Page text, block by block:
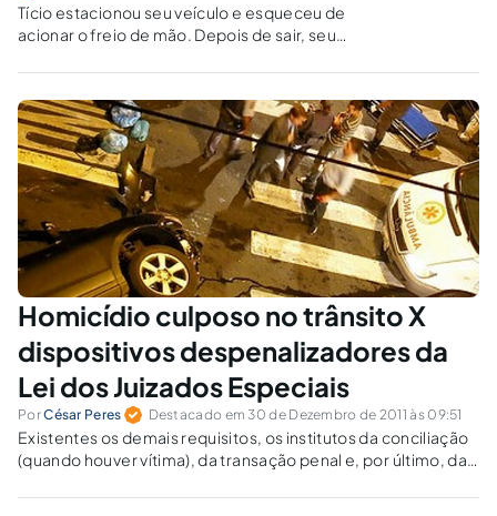
Tício estacionou seu veículo e esqueceu de
acionar o freio de mão. Depois de sair, seu
matando três pessoas. Qual o crime
cometido?
Homicídio culposo no trânsito X
dispositivos despenalizadores da
Lei dos Juizados Especiais
PorCésar Peres Destacado em 30 de Dezembro de 2011 às 09:51
Existentes os demais requisitos, os institutos da conciliação
(quando houver vítima), da transação penal e, por último, da
também a todos os crimes apenados com detenção.